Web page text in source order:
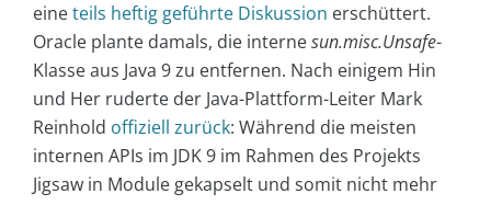
eineteils heftig geführte Diskussion erschüttert.
Oracle plante damals, die internesun.misc.Unsafe-
Klasse aus Java 9 zu entfernen. Nach einigem Hin
und Her ruderte der Java-Plattform-Leiter Mark
Reinhold offiziell zurück: Während die meisten
internen APIs im JDK 9 im Rahmen des Projekts
Jigsaw in Module gekapselt und somit nicht mehr